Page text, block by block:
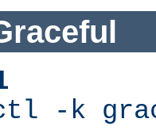
-k